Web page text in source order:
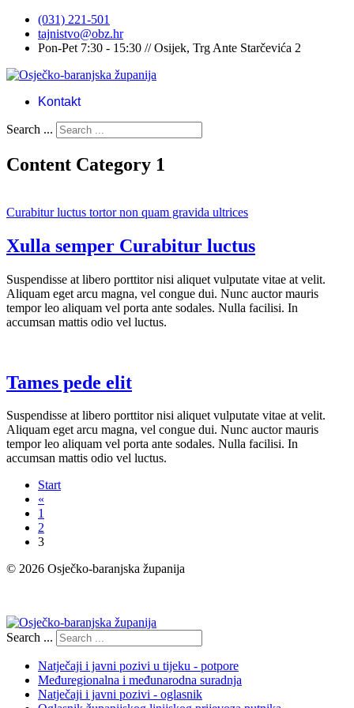
(031) 221-501
tajnistvo@obz.hr
Pon-Pet 7:30 - 15:30 // Osijek, Trg Ante Starčevića 2
Kontakt
Search ...
Content Category 1
Curabitur luctus tortor non quam gravida ultrices
Xulla semper Curabitur luctus
Suspendisse at libero porttitor nisi aliquet vulputate vitae at velit.
Aliquam eget arcu magna, vel congue dui. Nunc auctor mauris
tempor leo aliquam vel porta ante sodales. Nulla facilisi. In
accumsan mattis odio vel luctus.
Tames pede elit
Suspendisse at libero porttitor nisi aliquet vulputate vitae at velit.
Aliquam eget arcu magna, vel congue dui. Nunc auctor mauris
tempor leo aliquam vel porta ante sodales. Nulla facilisi. In
accumsan mattis odio vel luctus.
Start
«
1
2
3
© 2026 Osječko-baranjska županija
Search ...
Natječaji i javni pozivi u tijeku - potpore
Međuregionalna i međunarodna suradnja
Natječaji i javni pozivi - oglasnik